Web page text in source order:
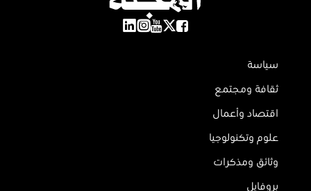
سياسة
ثقافة ومجتمع
اقتصاد وأعمال
علوم وتكنولوجيا
وثائق ومذكرات
بروفايل